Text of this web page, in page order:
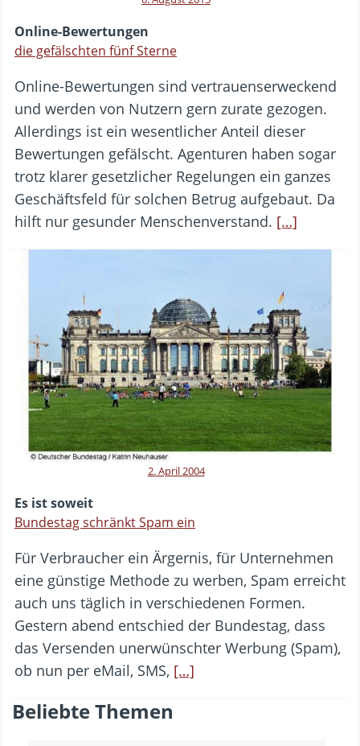
Online-Bewertungen
die gefälschten fünf Sterne
Online-Bewertungen sind vertrauenserweckend
und werden von Nutzern gern zurate gezogen.
Allerdings ist ein wesentlicher Anteil dieser
Bewertungen gefälscht. Agenturen haben sogar
trotz klarer gesetzlicher Regelungen ein ganzes
Geschäftsfeld für solchen Betrug aufgebaut. Da
hilft nur gesunder Menschenverstand. […]
2. April 2004
Es ist soweit
Bundestag schränkt Spam ein
Für Verbraucher ein Ärgernis, für Unternehmen
eine günstige Methode zu werben, Spam erreicht
auch uns täglich in verschiedenen Formen.
Gestern abend entschied der Bundestag, dass
das Versenden unerwünschter Werbung (Spam),
ob nun per eMail, SMS, […]
Beliebte Themen